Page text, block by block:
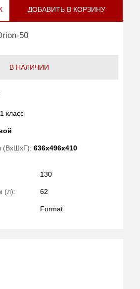
ДОБАВИТЬ В КОРЗИНУ
50
В НАЛИЧИИ
1 класс
(ВхШхГ): 636x496x410
130
(л): 62
Format